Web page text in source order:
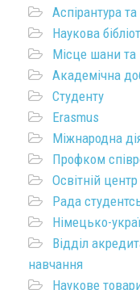
Аспірантура
Наукова
Місце шани та
Академічна
Студенту
Erasmus
Міжнародна
Профком
Освітній
Рада
Німецько-
Відділ
навчання
Наукове